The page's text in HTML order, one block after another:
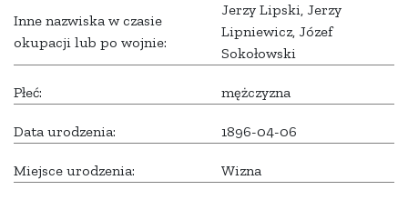
Inne nazwiska w czasie
okupacji lub po wojnie:
Jerzy Lipski, Jerzy
Lipniewicz, Józef
Sokołowski
Płeć: mężczyzna
Data urodzenia: 1896-04-06
Miejsce urodzenia: Wizna